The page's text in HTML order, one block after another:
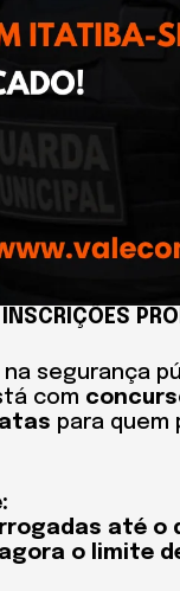
segurança
com
para quem
até o
o limite